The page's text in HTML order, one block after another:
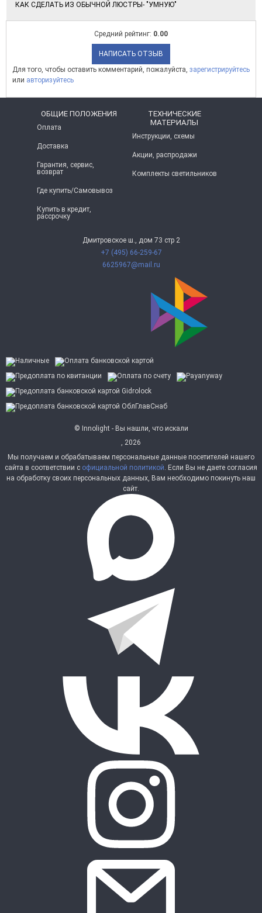
КАК СДЕЛАТЬ ИЗ ОБЫЧНОЙ ЛЮСТРЫ- "УМНУЮ"
Средний рейтинг: 0.00
НАПИСАТЬ ОТЗЫВ
Для того, чтобы оставить комментарий, пожалуйста, зарегистрируйтесь
или авторизуйтесь
ОБЩИЕ ПОЛОЖЕНИЯ
Оплата
Доставка
Гарантия, сервис,
возврат
Где купить/Самовывоз
Купить в кредит,
рассрочку
ТЕХНИЧЕСКИЕ
МАТЕРИАЛЫ
Инструкции, схемы
Акции, распродажи
Комплекты светильников
Дмитровское ш., дом 73 стр 2
+7 (495) 66-259-67
6625967@mail.ru
© Innolight - Вы нашли, что искали
, 2026
Мы получаем и обрабатываем персональные данные посетителей нашего
сайта в соответствии с официальной политикой. Если Вы не даете согласия
на обработку своих персональных данных, Вам необходимо покинуть наш
сайт.